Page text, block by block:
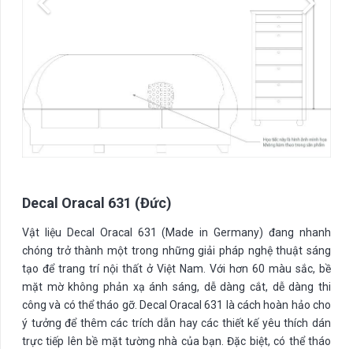
Decal Oracal 631 (Đức)
Vật liệu Decal Oracal 631 (Made in Germany) đang nhanh
chóng trở thành một trong những giải pháp nghệ thuật sáng
tạo để trang trí nội thất ở Việt Nam. Với hơn 60 màu sắc, bề
mặt mờ không phản xạ ánh sáng, dễ dàng cắt, dễ dàng thi
công và có thể tháo gỡ. Decal Oracal 631 là cách hoàn hảo cho
ý tưởng để thêm các trích dẫn hay các thiết kế yêu thích dán
trực tiếp lên bề mặt tường nhà của bạn. Đặc biệt, có thể tháo